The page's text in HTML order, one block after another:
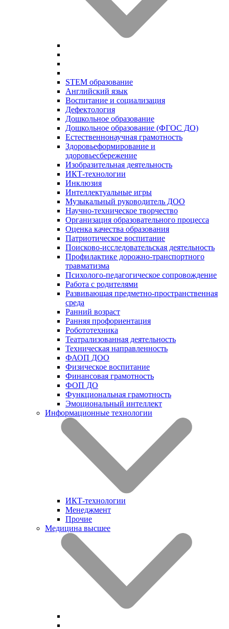
STEM образование
Английский язык
Воспитание и социализация
Дефектология
Дошкольное образование
Дошкольное образование (ФГОС ДО)
Естественнонаучная грамотность
Здоровьеформирование и
здоровьесбережение
Изобразительная деятельность
ИКТ-технологии
Инклюзия
Интеллектуальные игры
Музыкальный руководитель ДОО
Научно-техническое творчество
Организация образовательного процесса
Оценка качества образования
Патриотическое воспитание
Поисково-исследовательская деятельность
Профилактике дорожно-транспортного
травматизма
Психолого-педагогическое сопровождение
Работа с родителями
Развивающая предметно-пространственная
среда
Ранний возраст
Ранняя профориентация
Робототехника
Театрализованная деятельность
Техническая направленность
ФАОП ДОО
Физическое воспитание
Финансовая грамотность
ФОП ДО
Функциональная грамотность
Эмоциональный интеллект
Информационные технологии
ИКТ-технологии
Менеджмент
Прочие
Медицина высшее